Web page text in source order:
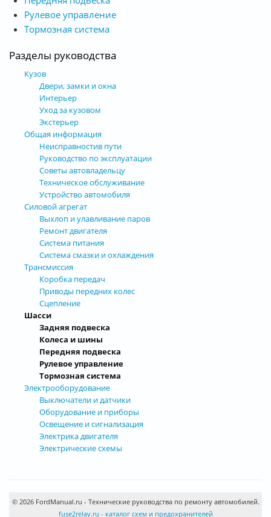
Рулевое управление
Тормозная система
Разделы руководства
Кузов
Двери, замки и окна
Интерьер
Уход за кузовом
Экстерьер
Общая информация
Неисправностив пути
Руководство по эксплуатации
Советы автовладельцу
Техническое обслуживание
Устройство автомобиля
Силовой агрегат
Выхлоп и улавливание паров
Ремонт двигателя
Система питания
Система смазки и охлаждения
Трансмиссия
Коробка передач
Приводы передних колес
Сцепление
Шасси
Задняя подвеска
Колеса и шины
Передняя подвеска
Рулевое управление
Тормозная система
Электрооборудование
Выключатели и датчики
Оборудование и приборы
Освещение и сигнализация
Электрика двигателя
Электрические схемы
© 2026 FordManual.ru - Технические руководства по ремонту автомобилей.
fuse2relay.ru - каталог схем и предохранителей